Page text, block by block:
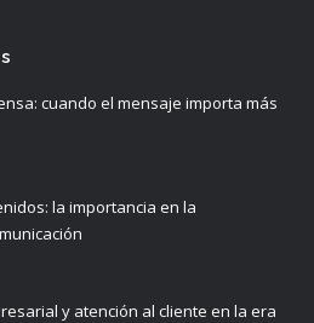
cuando el mensaje importa más
la importancia en la
y atención al cliente en la era